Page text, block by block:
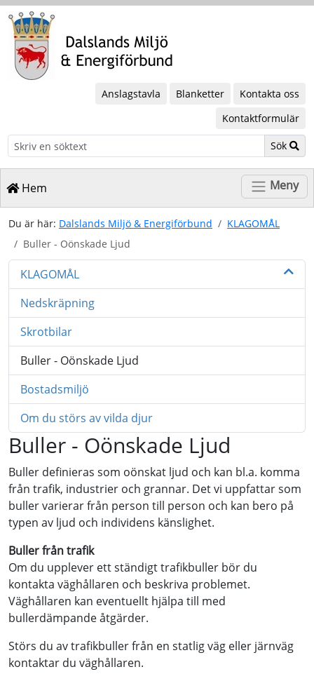
Anslagstavla Blanketter
Kontakta oss
Kontaktformulär
Sök
Sök
Hem Meny
Du är här: Dalslands Miljö & Energiförbund
KLAGOMÅL
Buller - Oönskade Ljud
KLAGOMÅL
Nedskräpning
Skrotbilar
Buller - Oönskade Ljud
Bostadsmiljö
Om du störs av vilda djur
Buller - Oönskade Ljud
Buller definieras som oönskat ljud och kan bl.a. komma
från trafik, industrier och grannar. Det vi uppfattar som
buller varierar från person till person och kan bero på
typen av ljud och individens känslighet.
Buller från trafik
Om du upplever ett ständigt trafikbuller bör du
kontakta väghållaren och beskriva problemet.
Väghållaren kan eventuellt hjälpa till med
bullerdämpande åtgärder.
Störs du av trafikbuller från en statlig väg eller järnväg
kontaktar du väghållaren.